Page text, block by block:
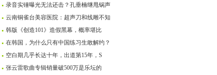
录音实锤曝光无法还击？孔垂楠继甩锅声
云南铜雀台美容医院：超声刀和线雕不知
韩版《创造101》造假黑幕，概率堪比
在韩国，为什么只有中国练习生敢解约？
空白期几乎长达十年，出道第15年，S
张云雷歌曲专辑销量破500万是乐坛的